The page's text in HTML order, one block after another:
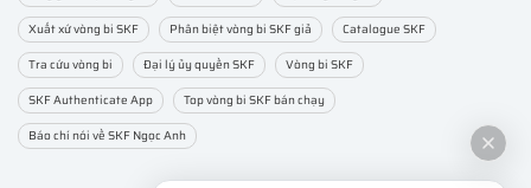
Xuất xứ vòng bi SKF
Phân biệt vòng bi SKF giả
Catalogue SKF
Tra cứu vòng bi
Đại lý ủy quyền SKF
Vòng bi SKF
SKF Authenticate App
Top vòng bi SKF bán chạy
Báo chí nói về SKF Ngọc Anh